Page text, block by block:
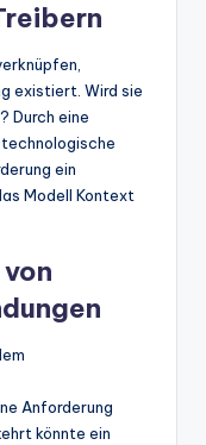
existiert. Wird sie
Durch eine
ein
Modell Kontext
Anforderung
könnte ein